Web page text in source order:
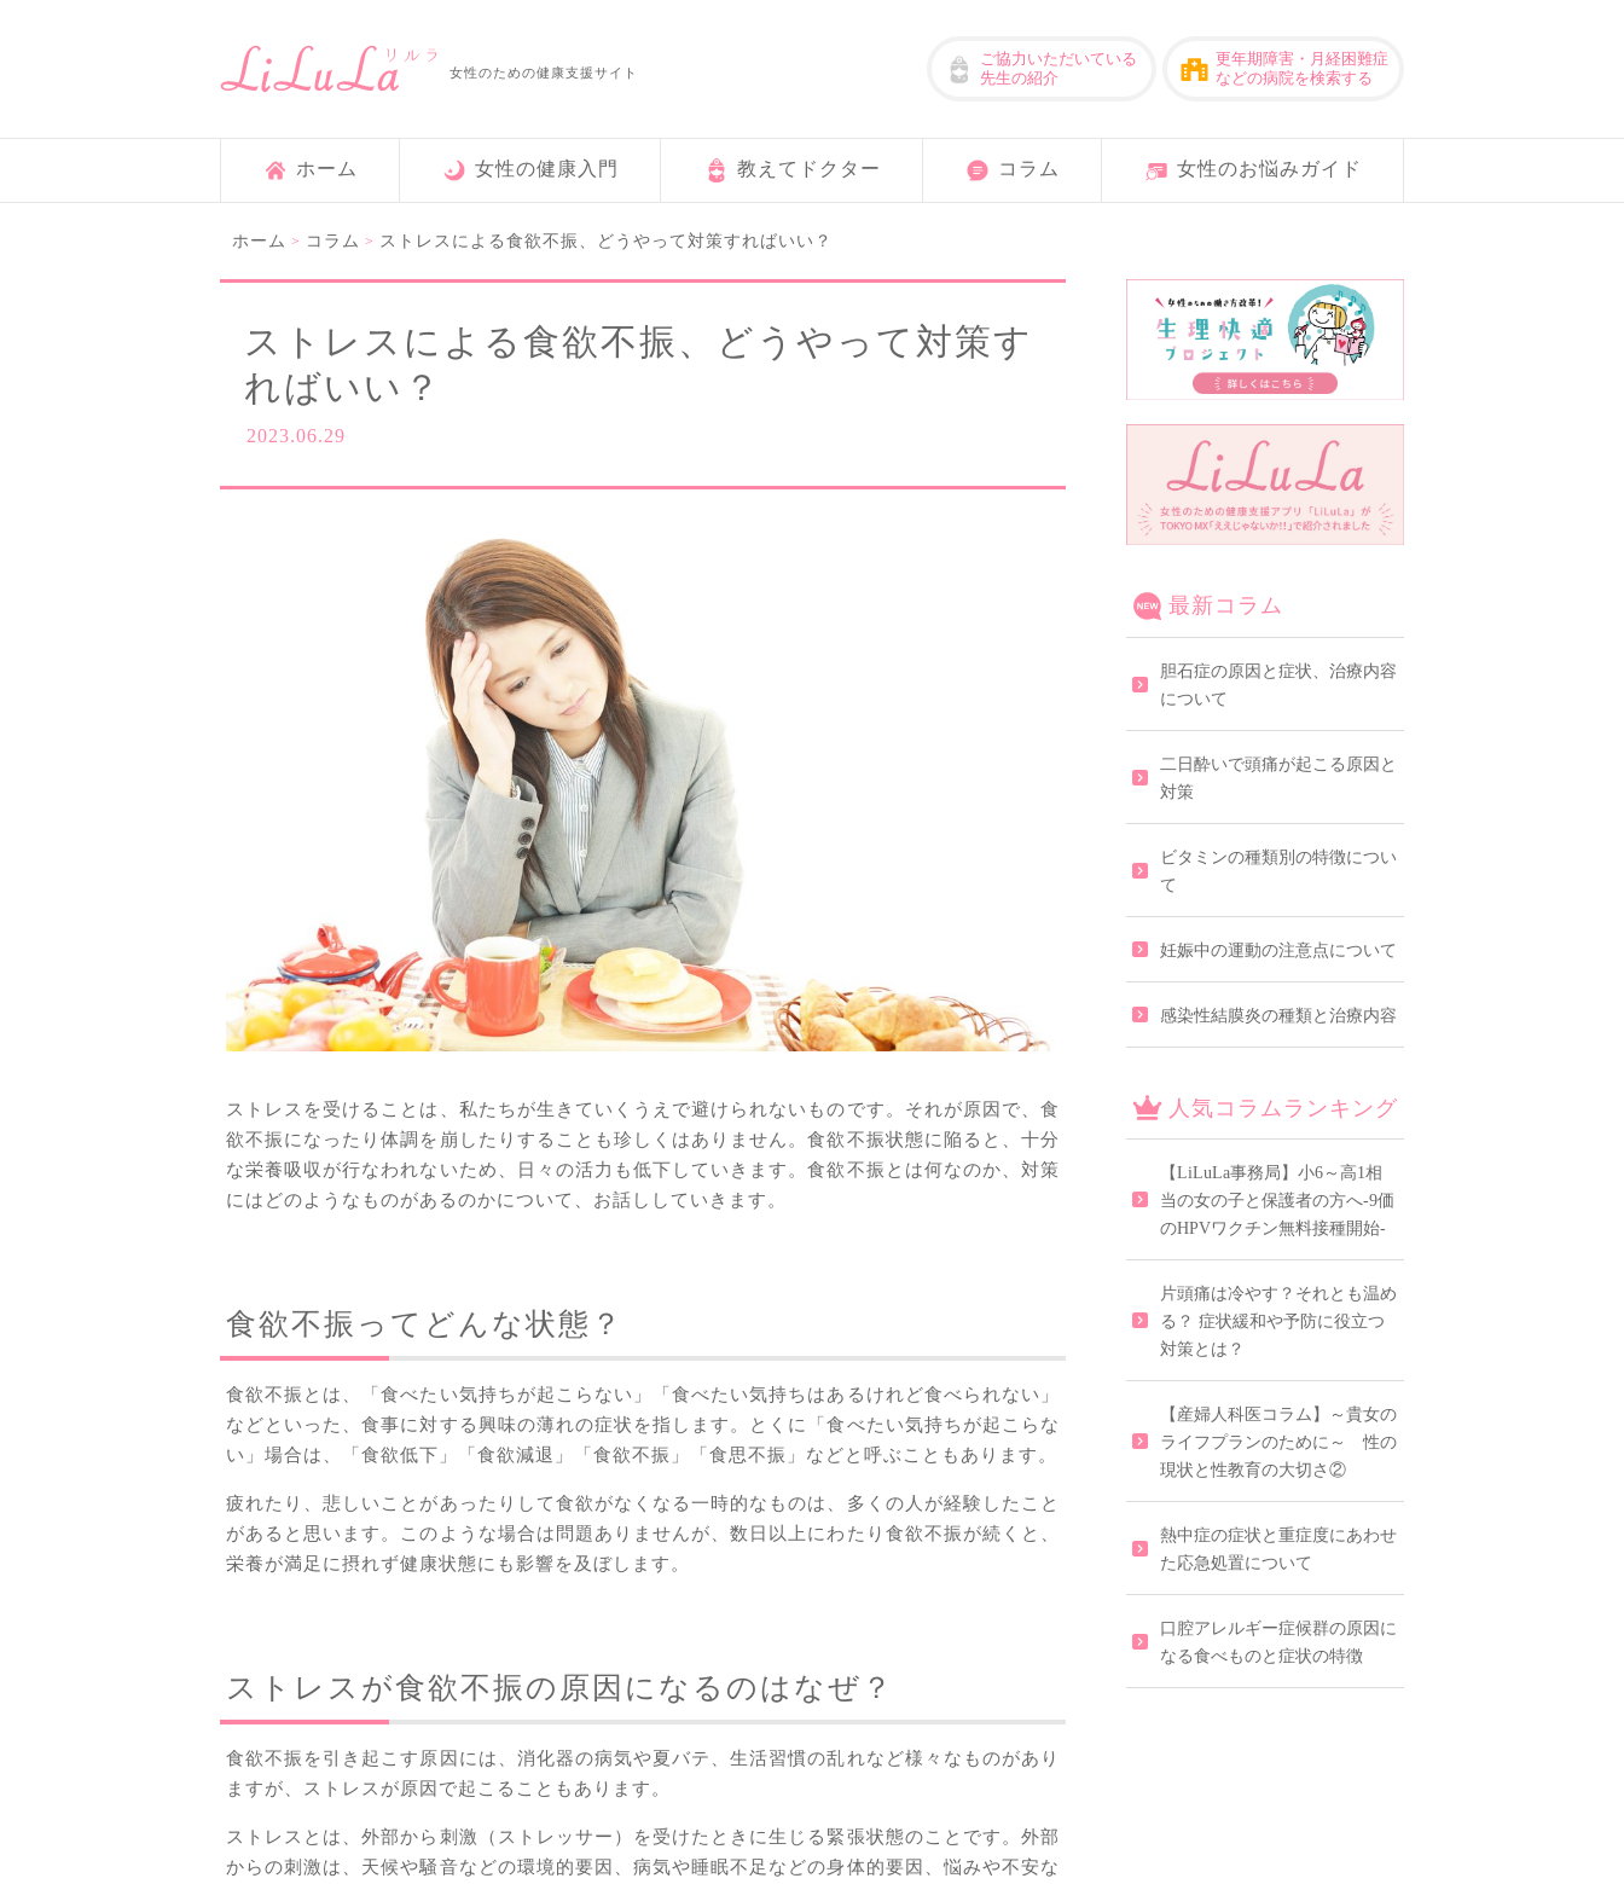
女性のための健康支援サイト
ご協力いただいている
先生の紹介
更年期障害・月経困難症
などの病院を検索する
ホーム 女性の健康入門 教えてドクター コラム 女性のお悩みガイド
ホーム > コラム > ストレスによる食欲不振、どうやって対策すればいい？
ストレスによる食欲不振、どうやって対策す
ればいい？
2023.06.29
ストレスを受けることは、私たちが生きていくうえで避けられないものです。それが原因で、食
欲不振になったり体調を崩したりすることも珍しくはありません。食欲不振状態に陥ると、十分
な栄養吸収が行なわれないため、日々の活力も低下していきます。食欲不振とは何なのか、対策
にはどのようなものがあるのかについて、お話ししていきます。
食欲不振ってどんな状態？
食欲不振とは、「食べたい気持ちが起こらない」「食べたい気持ちはあるけれど食べられない」
などといった、食事に対する興味の薄れの症状を指します。とくに「食べたい気持ちが起こらな
い」場合は、「食欲低下」「食欲減退」「食欲不振」「食思不振」などと呼ぶこともあります。
疲れたり、悲しいことがあったりして食欲がなくなる一時的なものは、多くの人が経験したこと
があると思います。このような場合は問題ありませんが、数日以上にわたり食欲不振が続くと、
栄養が満足に摂れず健康状態にも影響を及ぼします。
ストレスが食欲不振の原因になるのはなぜ？
食欲不振を引き起こす原因には、消化器の病気や夏バテ、生活習慣の乱れなど様々なものがあり
ますが、ストレスが原因で起こることもあります。
ストレスとは、外部から刺激（ストレッサー）を受けたときに生じる緊張状態のことです。外部
からの刺激は、天候や騒音などの環境的要因、病気や睡眠不足などの身体的要因、悩みや不安な
最新コラム
胆石症の原因と症状、治療内容
について
二日酔いで頭痛が起こる原因と
対策
ビタミンの種類別の特徴につい
て
妊娠中の運動の注意点について
感染性結膜炎の種類と治療内容
人気コラムランキング
【LiLuLa事務局】小6～高1相
当の女の子と保護者の方へ-9価
のHPVワクチン無料接種開始-
片頭痛は冷やす？それとも温め
る？ 症状緩和や予防に役立つ
対策とは？
【産婦人科医コラム】～貴女の
ライフプランのために～ 性の
現状と性教育の大切さ②
熱中症の症状と重症度にあわせ
た応急処置について
口腔アレルギー症候群の原因に
なる食べものと症状の特徴